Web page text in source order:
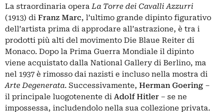
La straordinaria operaLa Torre dei Cavalli Azzurri
(1913) di Franz Marc, l’ultimo grande dipinto figurativo
dell’artista prima di approdare all’astrazione, è tra i
prodotti più alti del movimento Die Blaue Reiter di
Monaco. Dopo la Prima Guerra Mondiale il dipinto
viene acquistato dalla National Gallery di Berlino, ma
nel 1937 è rimosso dai nazisti e incluso nella mostra di
Arte Degenerata. Successivamente, Herman Goering –
il principale luogotenente di Adolf Hitler – se ne
impossessa, includendolo nella sua collezione privata.